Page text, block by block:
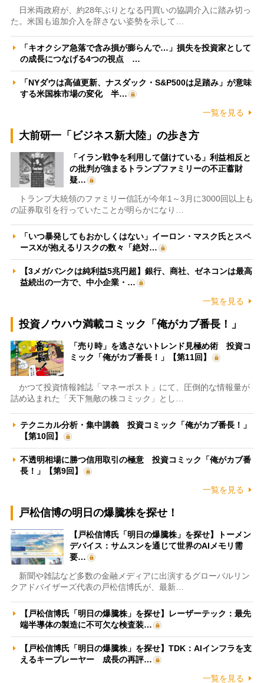
日米両政府が、約28年ぶりとなる円買いの協調介入に踏み切っ
た。米国も追加介入を辞さない姿勢を示して…
「キオクシア急落で含み損が膨らんで…」損失を投資家として
の成長につなげる4つの視点 …
「NYダウは高値更新、ナスダック・S&P500は足踏み」が意味
する米国株市場の変化 半…
一覧を見る
大前研一「ビジネス新大陸」の歩き方
「イラン戦争を利用して儲けている」利益相反と
の批判が強まるトランプファミリーの不正蓄財
疑…
トランプ大統領のファミリー信託が今年1～3月に3000回以上も
の証券取引を行っていたことが明らかになり…
「いつ暴発してもおかしくはない」イーロン・マスク氏とスペ
ースXが抱えるリスクの数々「絶対…
【3メガバンクは純利益5兆円超】銀行、商社、ゼネコンは最高
益続出の一方で、中小企業・…
一覧を見る
投資ノウハウ満載コミック「俺がカブ番長！」
「売り時」を逃さないトレンド見極め術 投資コ
ミック「俺がカブ番長！」【第11回】
かつて投資情報雑誌「マネーポスト」にて、圧倒的な情報量が
詰め込まれた「天下無敵の株コミック」とし…
テクニカル分析・集中講義 投資コミック「俺がカブ番長！」
【第10回】
不透明相場に勝つ信用取引の極意 投資コミック「俺がカブ番
長！」【第9回】
一覧を見る
戸松信博の明日の爆騰株を探せ！
【戸松信博氏「明日の爆騰株」を探せ】トーメン
デバイス：サムスンを通じて世界のAIメモリ需
要…
新聞や雑誌など多数の金融メディアに出演するグローバルリン
クアドバイザーズ代表の戸松信博氏が、最新…
【戸松信博氏「明日の爆騰株」を探せ】レーザーテック：最先
端半導体の製造に不可欠な検査装…
【戸松信博氏「明日の爆騰株」を探せ】TDK：AIインフラを支
えるキープレーヤー 成長の再評…
一覧を見る